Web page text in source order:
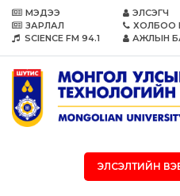
МЭДЭЭ
ЗАРЛАЛ
SCIENCE FM 94.1
ЭЛСЭГЧ
ХОЛБОО
АЖЛЫН
ЭЛСЭЛТИЙН